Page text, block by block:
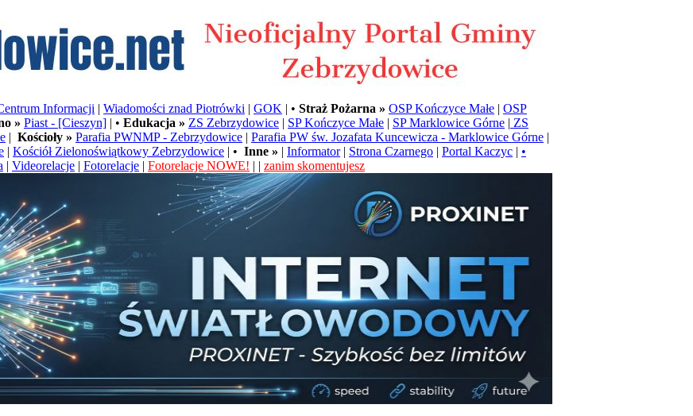
Informacji | Wiadomości znad Piotrówki | GOK | • Straż Pożarna » OSP Kończyce Małe | OSP
» Piast - [Cieszyn] | • Edukacja » ZS Zebrzydowice | SP Kończyce Małe | SP Marklowice Górne | ZS
| Kościoły » Parafia PWNMP - Zebrzydowice | Parafia PW św. Jozafata Kuncewicza - Marklowice Górne |
| Kościół Zielonoświątkowy Zebrzydowice | • Inne » | Informator| Strona Czarnego | Portal Kaczyc | •
| Videorelacje | Fotorelacje | Fotorelacje NOWE! | | zanim skomentujesz